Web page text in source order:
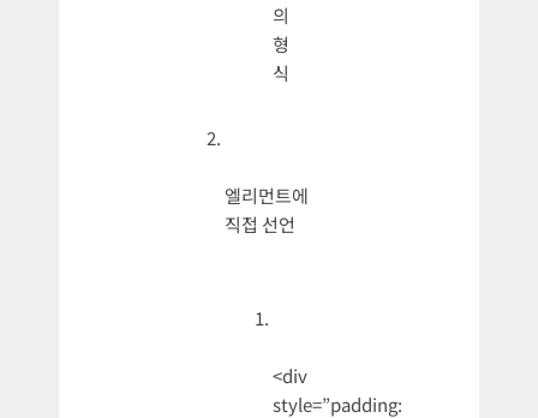
의
형
식
엘리먼트에
직접 선언
<div
style=”padding: